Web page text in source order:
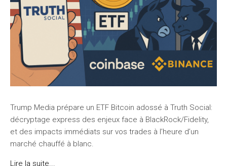
Trump Media prépare un ETF Bitcoin adossé à Truth Social:
décryptage express des enjeux face à BlackRock/Fidelity,
et des impacts immédiats sur vos trades à l’heure d’un
marché chauffé à blanc.
Lire la suite...